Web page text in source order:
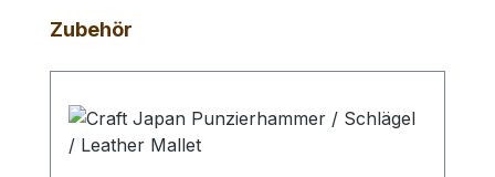
Produktgalerie überspringen
Zubehör